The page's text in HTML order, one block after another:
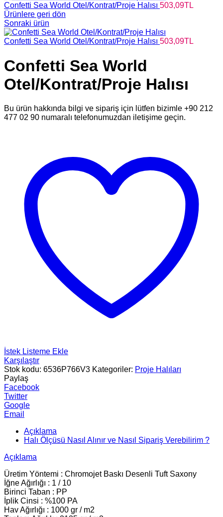
Confetti Sea World Otel/Kontrat/Proje Halısı 503,09TL
Ürünlere geri dön
Sonraki ürün
Confetti Sea World Otel/Kontrat/Proje Halısı 503,09TL
Confetti Sea World
Otel/Kontrat/Proje Halısı
Bu ürün hakkında bilgi ve sipariş için lütfen bizimle +90 212
477 02 90 numaralı telefonumuzdan iletişime geçin.
İstek Listeme Ekle
Karşılaştır
Stok kodu: 6536P766V3 Kategoriler: Proje Halıları
Paylaş
Facebook
Twitter
Google
Email
Açıklama
Halı Ölçüsü Nasıl Alınır ve Nasıl Sipariş Verebilirim ?
Açıklama
Üretim Yöntemi : Chromojet Baskı Desenli Tuft Saxony
İğne Ağırlığı : 1 / 10
Birinci Taban : PP
İplik Cinsi : %100 PA
Hav Ağırlığı : 1000 gr / m2